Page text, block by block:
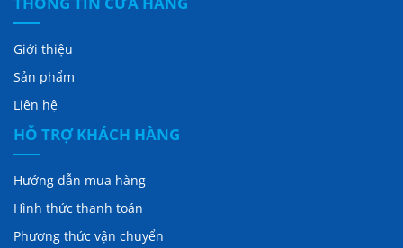
Giới thiệu
Sản phẩm
Liên hệ
HỖ TRỢ KHÁCH HÀNG
Hướng dẫn mua hàng
Hình thức thanh toán
Phương thức vận chuyển